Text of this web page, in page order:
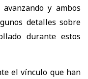
y ambos
detalles sobre
durante estos
el vínculo que han